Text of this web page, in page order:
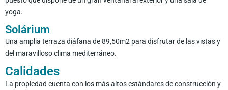
yoga.
Solárium
Una amplia terraza diáfana de 89,50m2 para disfrutar de las vistas y
del maravilloso clima mediterráneo.
Calidades
La propiedad cuenta con los más altos estándares de construcción y